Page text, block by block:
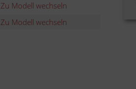
Zu Modell wechseln
Zu Modell wechseln